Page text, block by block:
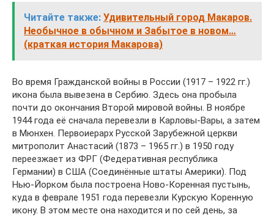
Читайте также: Удивительный город Макаров.
Необычное в обычном и Забытое в новом…
(краткая история Макарова)
Во время Гражданской войны в России (1917 – 1922 гг.)
икона была вывезена в Сербию. Здесь она пробыла
почти до окончания Второй мировой войны. В ноябре
1944 года её сначала перевезли в Карловы-Вары, а затем
в Мюнхен. Первоиерарх Русской Зарубежной церкви
митрополит Анастасий (1873 – 1965 гг.) в 1950 году
переезжает из ФРГ (Федеративная республика
Германии) в США (Соединённые штаты Америки). Под
Нью-Йорком была построена Ново-Коренная пустынь,
куда в феврале 1951 года перевезли Курскую Коренную
икону. В этом месте она находится и по сей день, за